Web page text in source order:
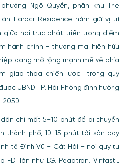
Ngô Quyền, phân khu The
Harbor Residence nắm giữ vị trí
giữa hai trục phát triển trọng điểm
hành chính – thương mại hiện hữu
đang mở rộng mạnh mẽ về phía
giao thoa chiến lược
trong quy
UBND TP. Hải Phòng định hướng
2050.
dân chỉ mất 5–10 phút để di chuyển
thành phố, 10-15 phút tới sân bay
tế Đình Vũ – Cát Hải – nơi quy tụ
FDI lớn như LG, Pegatron, Vinfast…